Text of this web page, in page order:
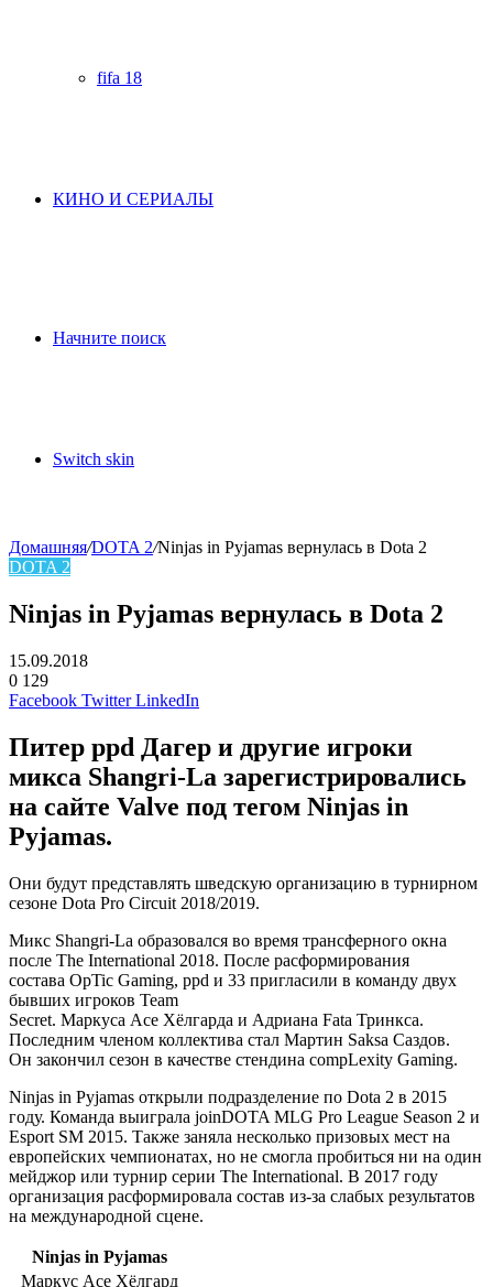
fifa 18
КИНО И СЕРИАЛЫ
Начните поиск
Switch skin
Домашняя/DOTA 2/Ninjas in Pyjamas вернулась в Dota 2
DOTA 2
Ninjas in Pyjamas вернулась в Dota 2
15.09.2018
0 129
Facebook Twitter LinkedIn
Питер ppd Дагер и другие игроки
микса Shangri-La зарегистрировались
на сайте Valve под тегом Ninjas in
Pyjamas.
Они будут представлять шведскую организацию в турнирном
сезоне Dota Pro Circuit 2018/2019.
Микс Shangri-La образовался во время трансферного окна
после The International 2018. После расформирования
состава OpTic Gaming, ppd и 33 пригласили в команду двух
бывших игроков Team
Secret. Маркуса Ace Хёлгарда и Адриана Fata Тринкса.
Последним членом коллектива стал Мартин Saksa Саздов.
Он закончил сезон в качестве стендина compLexity Gaming.
Ninjas in Pyjamas открыли подразделение по Dota 2 в 2015
году. Команда выиграла joinDOTA MLG Pro League Season 2 и
Esport SM 2015. Также заняла несколько призовых мест на
европейских чемпионатах, но не смогла пробиться ни на один
мейджор или турнир серии The International. В 2017 году
организация расформировала состав из-за слабых результатов
на международной сцене.
Ninjas in Pyjamas
Маркус Ace Хёлгард